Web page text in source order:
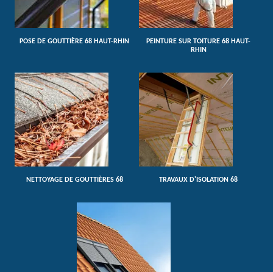
POSE DE GOUTTIÈRE 68 HAUT-RHIN
PEINTURE SUR TOITURE 68 HAUT-
RHIN
NETTOYAGE DE GOUTTIÈRES 68 TRAVAUX D'ISOLATION 68